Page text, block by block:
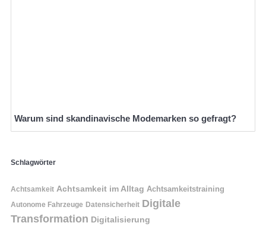
Warum sind skandinavische Modemarken so gefragt?
Schlagwörter
Achtsamkeit Achtsamkeit im Alltag Achtsamkeitstraining
Autonome Fahrzeuge Datensicherheit Digitale
Transformation Digitalisierung